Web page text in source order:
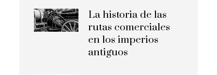
La historia de las
rutas comerciales
en los imperios
antiguos